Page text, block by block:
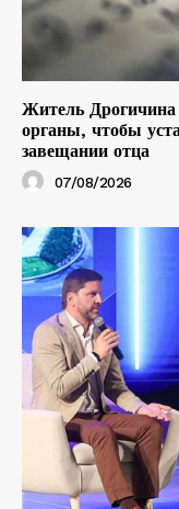
Житель Дрогичина
органы, чтобы
завещании отца
07/08/2026